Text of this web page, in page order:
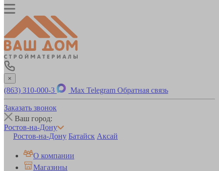
×
(863) 310-000-3 Max Telegram Обратная связь
Заказать звонок
Ваш город:
Ростов-на-Дону
Ростов-на-Дону Батайск Аксай
О компании
Магазины